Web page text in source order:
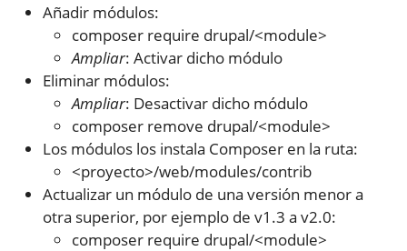
Añadir módulos:
composer require drupal/<module>
Ampliar: Activar dicho módulo
Eliminar módulos:
Ampliar: Desactivar dicho módulo
composer remove drupal/<module>
Los módulos los instala Composer en la ruta:
<proyecto>/web/modules/contrib
Actualizar un módulo de una versión menor a
otra superior, por ejemplo de v1.3 a v2.0:
composer require drupal/<module>